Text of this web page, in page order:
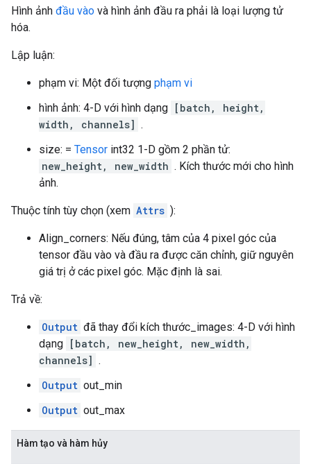
Hình ảnh đầu vào và hình ảnh đầu ra phải là loại lượng tử
hóa.
Lập luận:
phạm vi: Một đối tượng phạm vi
hình ảnh: 4-D với hình dạng [batch, height,
width, channels] .
size: = Tensor int32 1-D gồm 2 phần tử:
new_height, new_width . Kích thước mới cho hình
ảnh.
Thuộc tính tùy chọn (xem Attrs ):
Align_corners: Nếu đúng, tâm của 4 pixel góc của
tensor đầu vào và đầu ra được căn chỉnh, giữ nguyên
giá trị ở các pixel góc. Mặc định là sai.
Trả về:
Output đã thay đổi kích thước_images: 4-D với hình
dạng [batch, new_height, new_width,
channels] .
Output out_min
Output out_max
Hàm tạo và hàm hủy